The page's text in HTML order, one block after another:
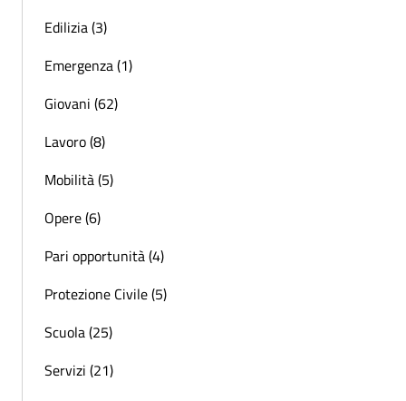
Edilizia (3)
Emergenza (1)
Giovani (62)
Lavoro (8)
Mobilità (5)
Opere (6)
Pari opportunità (4)
Protezione Civile (5)
Scuola (25)
Servizi (21)